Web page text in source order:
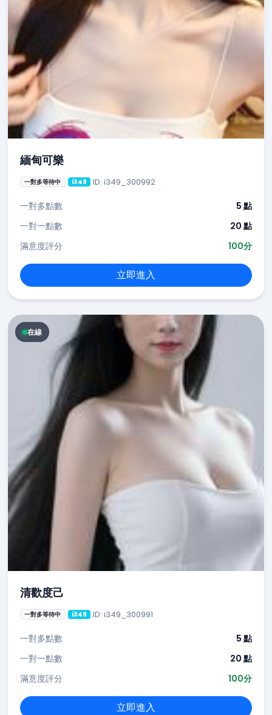
緬甸可樂
一對多等待中 i349 ID: i349_300992
一對多點數
5 點
一對一點數
20 點
滿意度評分
100分
立即進入
在線
清歡度己
一對多等待中 i349 ID: i349_300991
一對多點數
5 點
一對一點數
20 點
滿意度評分
100分
立即進入